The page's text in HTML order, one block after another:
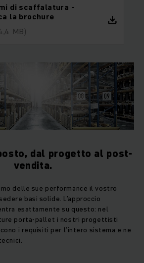
di scaffalatura -
la brochure
MB)
dal progetto al post-
vendita.
delle sue performance il vostro
basi solide. L’approccio
esattamente su questo: nel
porta-pallet i nostri progettisti
i requisiti per l’intero sistema e ne